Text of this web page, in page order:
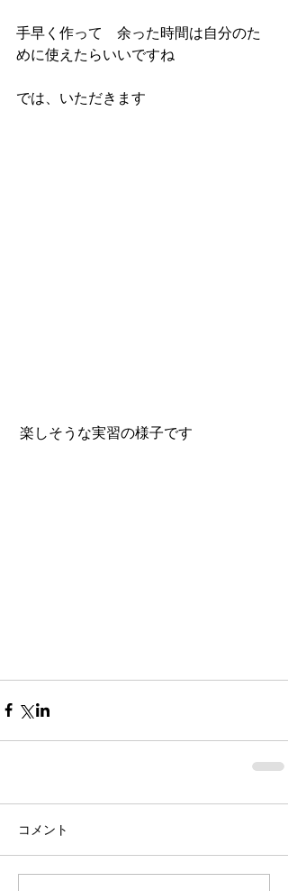
手早く作って　余った時間は自分のた
めに使えたらいいですね
では、いただきます
楽しそうな実習の様子です
コメント